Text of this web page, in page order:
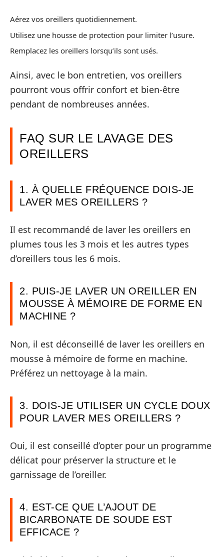
Aérez vos oreillers quotidiennement.
Utilisez une housse de protection pour limiter l’usure.
Remplacez les oreillers lorsqu’ils sont usés.
Ainsi, avec le bon entretien, vos oreillers
pourront vous offrir confort et bien-être
pendant de nombreuses années.
FAQ SUR LE LAVAGE DES
OREILLERS
1. À QUELLE FRÉQUENCE DOIS-JE
LAVER MES OREILLERS ?
Il est recommandé de laver les oreillers en
plumes tous les 3 mois et les autres types
d’oreillers tous les 6 mois.
2. PUIS-JE LAVER UN OREILLER EN
MOUSSE À MÉMOIRE DE FORME EN
MACHINE ?
Non, il est déconseillé de laver les oreillers en
mousse à mémoire de forme en machine.
Préférez un nettoyage à la main.
3. DOIS-JE UTILISER UN CYCLE DOUX
POUR LAVER MES OREILLERS ?
Oui, il est conseillé d’opter pour un programme
délicat pour préserver la structure et le
garnissage de l’oreiller.
4. EST-CE QUE L’AJOUT DE
BICARBONATE DE SOUDE EST
EFFICACE ?